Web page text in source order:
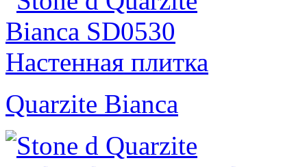
Quarzite Bianca